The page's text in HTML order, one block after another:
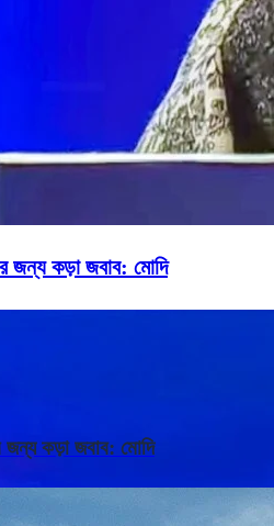
জন্য কড়া জবাব: মোদি
জন্য কড়া জবাব: মোদি